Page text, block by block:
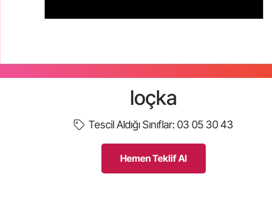
loçka
Tescil Aldığı Sınıflar:03 05 30 43
Hemen Teklif Al